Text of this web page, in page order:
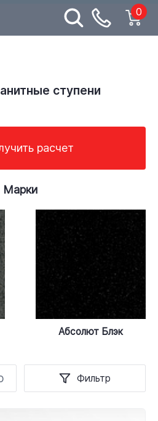
0
ступени
расчет
Марки
Абсолют Блэк
Фильтр